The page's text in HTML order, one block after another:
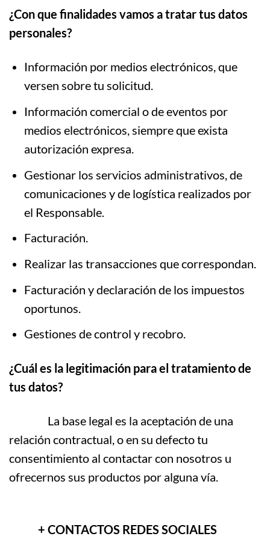
¿Con que finalidades vamos a tratar tus datos
personales?
Información por medios electrónicos, que
versen sobre tu solicitud.
Información comercial o de eventos por
medios electrónicos, siempre que exista
autorización expresa.
Gestionar los servicios administrativos, de
comunicaciones y de logística realizados por
el Responsable.
Facturación.
Realizar las transacciones que correspondan.
Facturación y declaración de los impuestos
oportunos.
Gestiones de control y recobro.
¿Cuál es la legitimación para el tratamiento de
tus datos?
La base legal es la aceptación de una
relación contractual, o en su defecto tu
consentimiento al contactar con nosotros u
ofrecernos sus productos por alguna vía.
+ CONTACTOS REDES SOCIALES